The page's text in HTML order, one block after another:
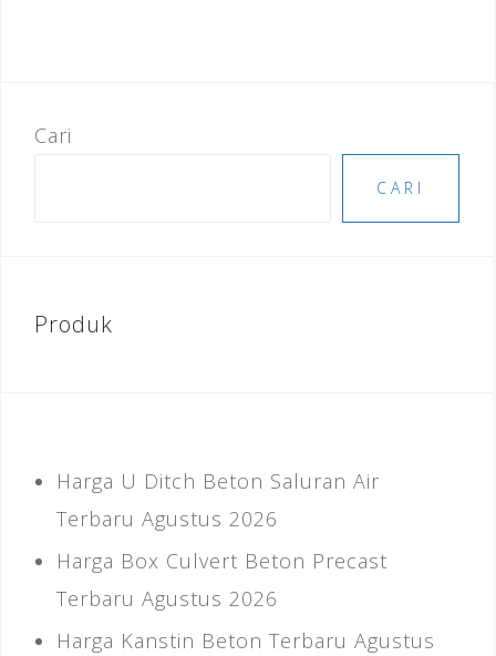
Cari
CARI
Produk
Harga U Ditch Beton Saluran Air
Terbaru Agustus 2026
Harga Box Culvert Beton Precast
Terbaru Agustus 2026
Harga Kanstin Beton Terbaru Agustus